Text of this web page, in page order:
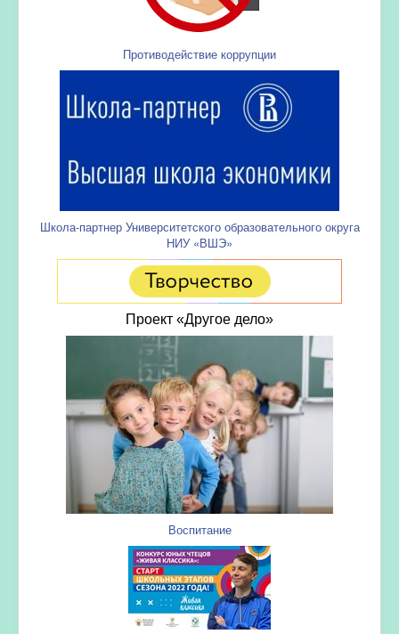
Противодействие коррупции
Школа-партнер Университетского образовательного округа
НИУ «ВШЭ»
Проект «Другое дело»
Воспитание